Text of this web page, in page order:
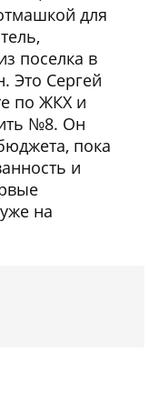
для
поселка в
Это Сергей
по ЖКХ и
№8. Он
пока
и
на